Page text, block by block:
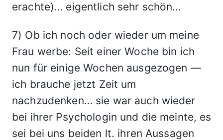
erachte)… eigentlich sehr schön…
7) Ob ich noch oder wieder um meine
Frau werbe: Seit einer Woche bin ich
nun für einige Wochen ausgezogen —
ich brauche jetzt Zeit um
nachzudenken… sie war auch wieder
bei ihrer Psychologin und die meinte, es
sei bei uns beiden lt. ihren Aussagen